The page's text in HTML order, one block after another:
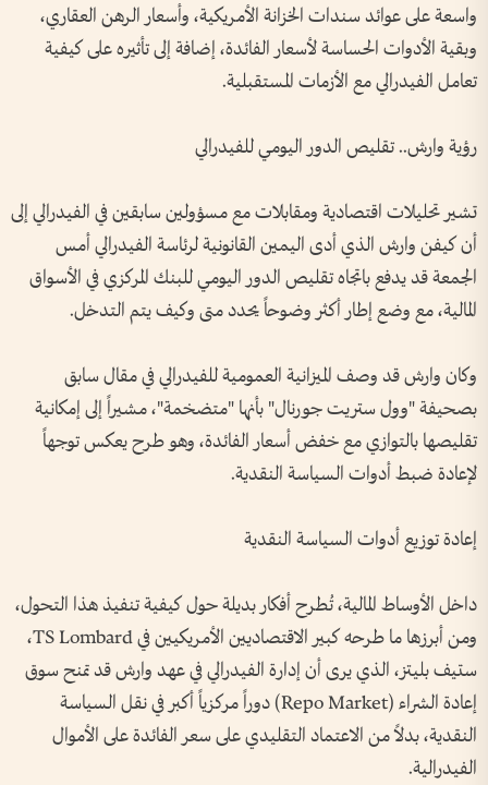
واسعة على عوائد سندات الخزانة الأمريكية، وأسعار الرهن العقاري،
وبقية الأدوات الحساسة لأسعار الفائدة، إضافة إلى تأثيره على كيفية
تعامل الفيدرالي مع الأزمات المستقبلية.
رؤية وارش.. تقليص الدور اليومي للفيدرالي
تشير تحليلات اقتصادية ومقابلات مع مسؤولين سابقين في الفيدرالي إلى
أن كيفن وارش الذي أدى اليمين القانونية لرئاسة الفيدرالي أمس
الجمعة قد يدفع باتجاه تقليص الدور اليومي للبنك المركزي في الأسواق
المالية، مع وضع إطار أكثر وضوحاً يحدد متى وكيف يتم التدخل.
وكان وارش قد وصف الميزانية العمومية للفيدرالي في مقال سابق
بصحيفة "وول ستريت جورنال" بأنها "متضخمة"، مشيراً إلى إمكانية
تقليصها بالتوازي مع خفض أسعار الفائدة، وهو طرح يعكس توجهاً
لإعادة ضبط أدوات السياسة النقدية.
إعادة توزيع أدوات السياسة النقدية
داخل الأوساط المالية، تُطرح أفكار بديلة حول كيفية تنفيذ هذا التحول،
ومن أبرزها ما طرحه كبير الاقتصاديين الأمريكيين في TS Lombard،
ستيف بليتز، الذي يرى أن إدارة الفيدرالي في عهد وارش قد تمنح سوق
إعادة الشراء (Repo Market) دوراً مركزياً أكبر في نقل السياسة
النقدية، بدلاً من الاعتماد التقليدي على سعر الفائدة على الأموال
الفيدرالية.